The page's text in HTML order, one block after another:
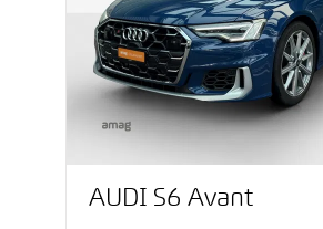
AUDI S6 Avant